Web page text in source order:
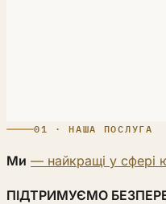
01 · НАША ПОСЛУГА
Ми — найкращі у сфері
ПІДТРИМУЄМО